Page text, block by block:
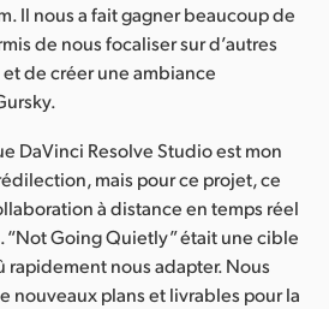
Il nous a fait gagner beaucoup de
de nous focaliser sur d’autres
de créer une ambiance
DaVinci Resolve Studio est mon
mais pour ce projet, ce
à distance en temps réel
Going Quietly” était une cible
rapidement nous adapter. Nous
nouveaux plans et livrables pour la